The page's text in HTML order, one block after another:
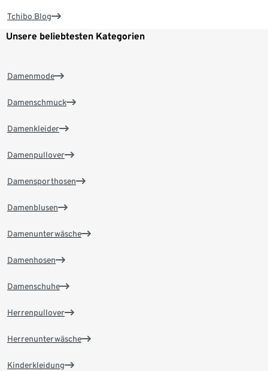
Tchibo Blog
Unsere beliebtesten Kategorien
Damenmode
Damenschmuck
Damenkleider
Damenpullover
Damensporthosen
Damenblusen
Damenunterwäsche
Damenhosen
Damenschuhe
Herrenpullover
Herrenunterwäsche
Kinderkleidung